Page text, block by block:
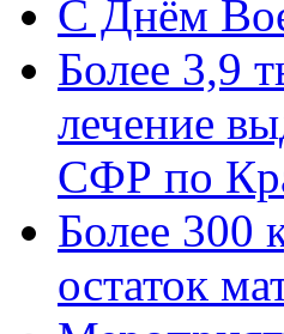
C Днём
Более 3,9
лечение
СФР по
Более 300
остаток